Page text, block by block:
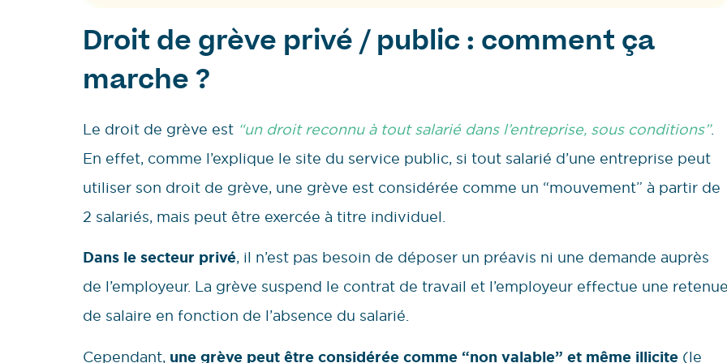
Droit de grève privé / public : comment ça
marche ?
Le droit de grève est “un droit reconnu à tout salarié dans l’entreprise, sous conditions”.
En effet, comme l’explique le site du service public, si tout salarié d’une entreprise peut
utiliser son droit de grève, une grève est considérée comme un “mouvement” à partir de
2 salariés, mais peut être exercée à titre individuel.
Dans le secteur privé, il n’est pas besoin de déposer un préavis ni une demande auprès
de l’employeur. La grève suspend le contrat de travail et l’employeur effectue une
de salaire en fonction de l’absence du salarié.
Cependant, une grève peut être considérée comme “non valable” et même illicite (le